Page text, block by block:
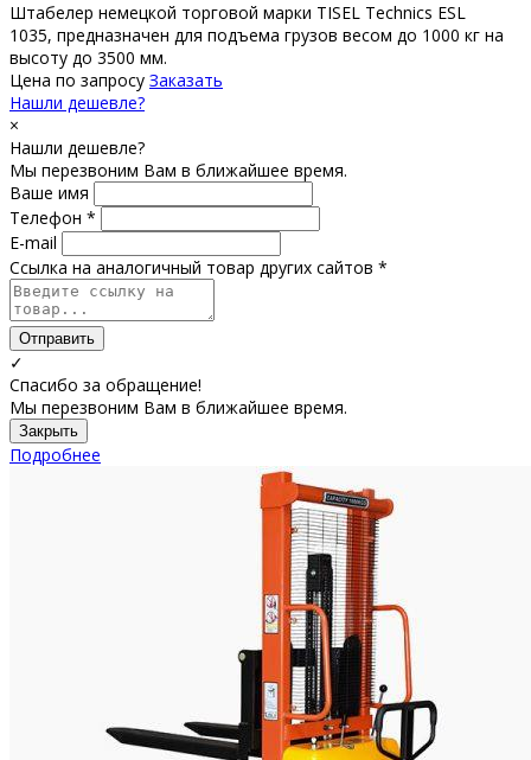
Штабелер немецкой торговой марки TISEL Technics ESL
1035, предназначен для подъема грузов весом до 1000 кг на
высоту до 3500 мм.
Цена по запросу Заказать
Нашли дешевле?
×
Нашли дешевле?
Мы перезвоним Вам в ближайшее время.
Ваше имя
Телефон *
E-mail
Ссылка на аналогичный товар других сайтов *
Отправить
✓
Спасибо за обращение!
Мы перезвоним Вам в ближайшее время.
Закрыть
Подробнее